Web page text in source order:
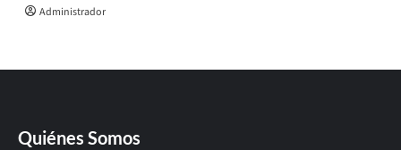
Administrador
Quiénes Somos